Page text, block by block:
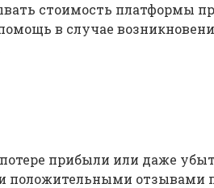
стоимость платформы
в случае
прибыли или даже
положительными отзывами